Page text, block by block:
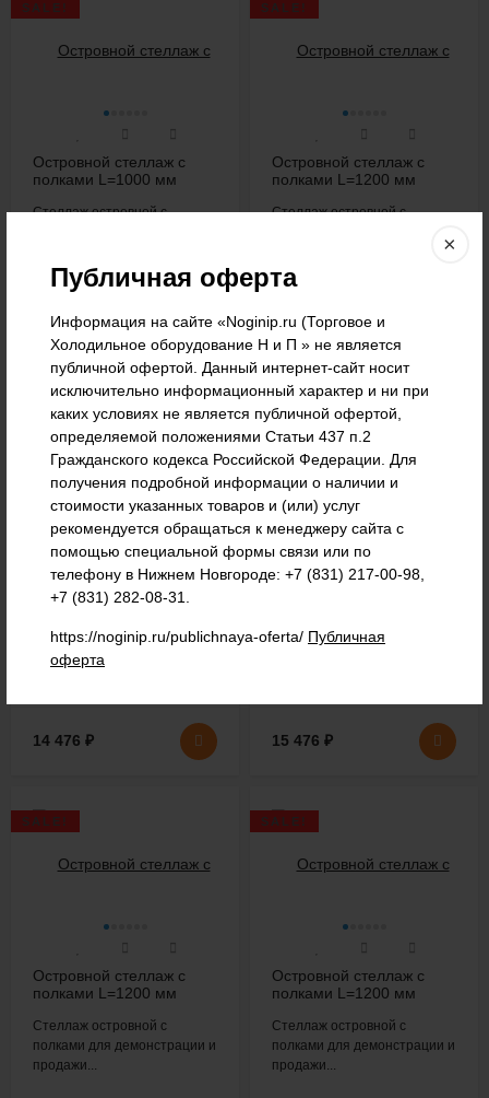
Публичная оферта
Информация на сайте «Noginip.ru (Торговое и
Холодильное оборудование Н и П » не является
публичной офертой. Данный интернет-сайт носит
исключительно информационный характер и ни при
каких условиях не является публичной офертой,
определяемой положениями Статьи 437 п.2
Гражданского кодекса Российской Федерации. Для
получения подробной информации о наличии и
стоимости указанных товаров и (или) услуг
рекомендуется обращаться к менеджеру сайта с
помощью специальной формы связи или по
телефону в Нижнем Новгороде: +7 (831) 217-00-98,
+7 (831) 282-08-31.
https://noginip.ru/publichnaya-oferta/ Публичная
оферта
×
SALE!
Островной стеллаж с
полками L=1000 мм
Стеллаж островной с
19 910 ₽
SALE!
Островной стеллаж с
полками L=1200 мм
Стеллаж островной с
13 494 ₽
SALE!
Островной стеллаж с
полками L=1200 мм
H=1600 мм
полками для демонстрации и
продажи...
14 476 ₽
SALE!
Островной стеллаж с
полками L=1200 мм
полками для демонстрации и
15 476 ₽
SALE!
Островной стеллаж с
полками L=1200 мм
Стеллаж островной с
полками для демонстрации и
продажи...
SALE!
Островной стеллаж с
полками L=1200 мм
Стеллаж островной с
полками для демонстрации и
продажи...